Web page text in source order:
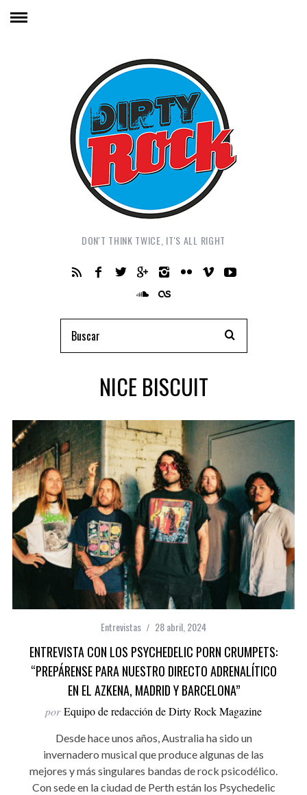
DON'T THINK TWICE, IT'S ALL RIGHT
NICE BISCUIT
Entrevistas 28 abril, 2024
ENTREVISTA CON LOS PSYCHEDELIC PORN CRUMPETS:
“PREPÁRENSE PARA NUESTRO DIRECTO ADRENALÍTICO
EN EL AZKENA, MADRID Y BARCELONA”
por Equipo de redacción de Dirty Rock Magazine
Desde hace unos años, Australia ha sido un
invernadero musical que produce algunas de las
mejores y más singulares bandas de rock psicodélico.
Con sede en la ciudad de Perth están los Psychedelic